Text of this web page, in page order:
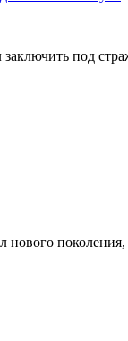
под
поколения,